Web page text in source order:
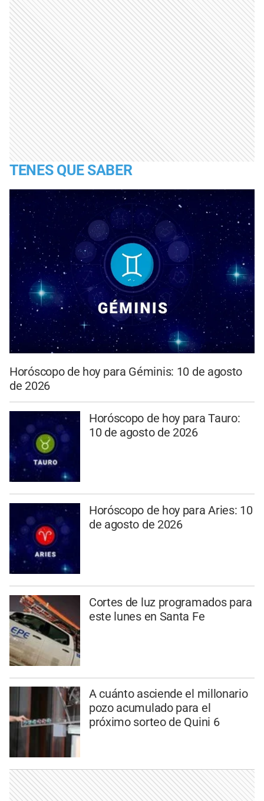
TENES QUE SABER
Horóscopo de hoy para Géminis: 10 de agosto
de 2026
Horóscopo de hoy para Tauro:
10 de agosto de 2026
Horóscopo de hoy para Aries: 10
de agosto de 2026
Cortes de luz programados para
este lunes en Santa Fe
A cuánto asciende el millonario
pozo acumulado para el
próximo sorteo de Quini 6